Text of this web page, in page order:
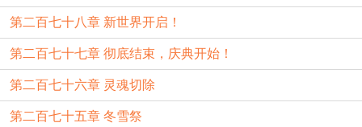
第二百七十八章 新世界开启！
第二百七十七章 彻底结束，庆典开始！
第二百七十六章 灵魂切除
第二百七十五章 冬雪祭